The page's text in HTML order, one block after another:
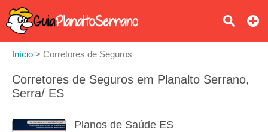
Início > Corretores de Seguros
Corretores de Seguros em Planalto Serrano,
Serra/ ES
Planos de Saúde ES